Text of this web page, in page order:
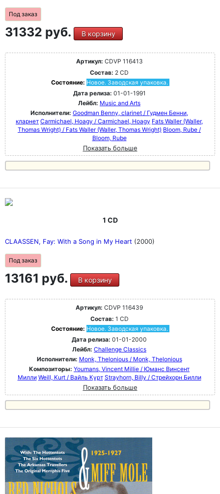
Под заказ
31332 руб. В корзину
Артикул: CDVP 116413
Состав: 2 CD
Состояние: Новое. Заводская упаковка.
Дата релиза: 01-01-1991
Лейбл: Music and Arts
Исполнители: Goodman Benny, clarinet / Гудмен Бенни,
кларнет Carmichael, Hoagy / Carmichael, Hoagy Fats Waller (Waller,
Thomas Wright) / Fats Waller (Waller, Thomas Wright) Bloom, Rube /
Bloom, Rube
Показать больше
1 CD
CLAASSEN, Fay: With a Song in My Heart (2000)
Под заказ
13161 руб. В корзину
Артикул: CDVP 116439
Состав: 1 CD
Состояние: Новое. Заводская упаковка.
Дата релиза: 01-01-2000
Лейбл: Challenge Classics
Исполнители: Monk, Thelonious / Monk, Thelonious
Композиторы: Youmans, Vincent Millie / Юманс Винсент
Милли Weill, Kurt / Вайль Курт Strayhorn, Billy / Стрейхорн Билли
Показать больше